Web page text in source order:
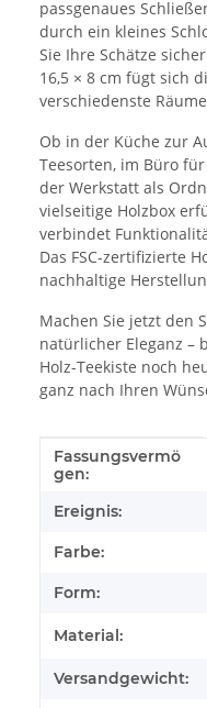
passgenaues
durch ein kleines
Sie Ihre Schätze
16,5 × 8 cm fügt sich
verschiedenste
Ob in der Küche zur
Teesorten, im Büro
der Werkstatt als
vielseitige Holzbox
verbindet
Das FSC-zertifizierte
nachhaltige
Machen Sie jetzt den
natürlicher Eleganz –
Holz-Teekiste noch
ganz nach Ihren
Produkteigenschaft
Wert
Fassungsvermö
gen:
Ereignis:
Farbe:
Form:
Material:
Versandgewicht: